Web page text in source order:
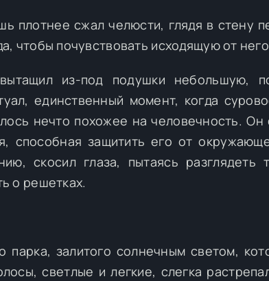
плотнее сжал челюсти, глядя в стену
чтобы почувствовать исходящую от
из-под подушки небольшую,
единственный момент, когда
нечто похожее на человечность.
способная защитить его от
скосил глаза, пытаясь разглядеть
о решетках.
парка, залитого солнечным светом,
светлые и легкие, слегка